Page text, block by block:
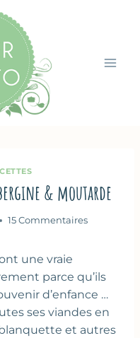
& moutarde
15 Commentaires
une vraie
parce qu’ils
d’enfance …
ses viandes en
et autres